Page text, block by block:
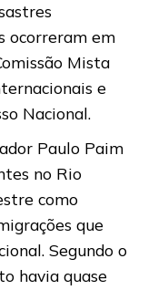
ocorreram em
Mista
e
Nacional.
Paulo Paim
no Rio
como
que
Segundo o
havia quase